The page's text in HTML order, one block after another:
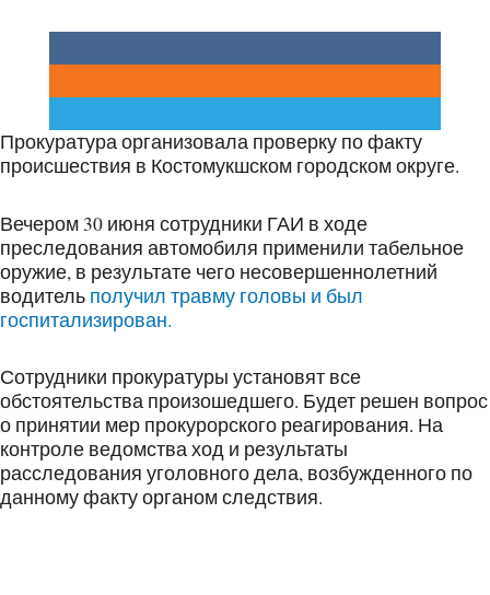
Прокуратура организовала проверку по факту
происшествия в Костомукшском городском округе.
Вечером 30 июня сотрудники ГАИ в ходе
преследования автомобиля применили табельное
оружие, в результате чего несовершеннолетний
водитель получил травму головы и был
госпитализирован.
Сотрудники прокуратуры установят все
обстоятельства произошедшего. Будет решен вопрос
о принятии мер прокурорского реагирования. На
контроле ведомства ход и результаты
расследования уголовного дела, возбужденного по
данному факту органом следствия.